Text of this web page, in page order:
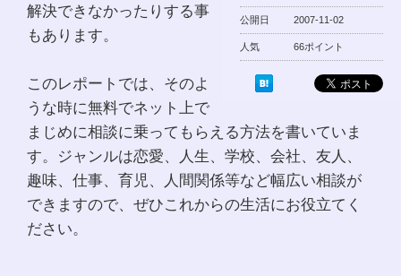
公開日 2007-11-02
人気 66ポイント
解決できなかったりする事
もあります。
このレポートでは、そのよ
うな時に無料でネット上で
まじめに相談に乗ってもらえる方法を書いていま
す。ジャンルは恋愛、人生、学校、会社、友人、
趣味、仕事、育児、人間関係等など幅広い相談が
できますので、ぜひこれからの生活にお役立てく
ださい。